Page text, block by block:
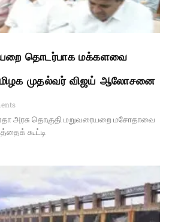
தொடர்பாக மக்களவை
முதல்வர் விஜய் ஆலோசனை
அரசு தொகுதி மறுவரையறை மசோதாவை
கூட்டி